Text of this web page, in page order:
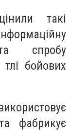
такі
спробу
бойових
фабрикує